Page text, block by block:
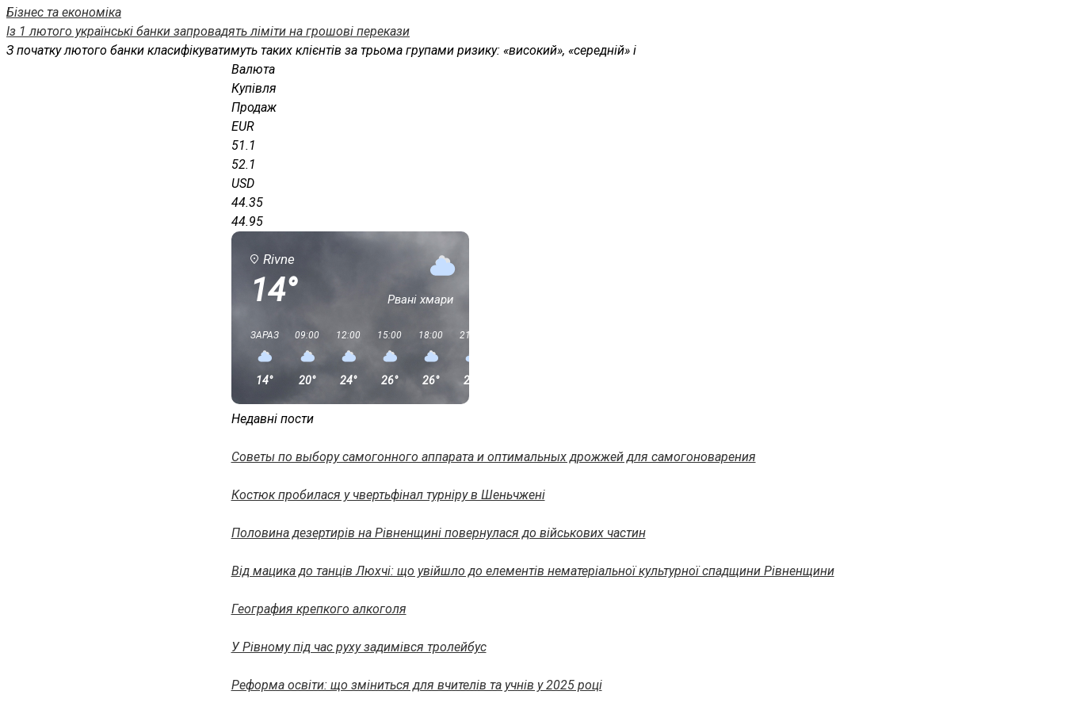
Бізнес та економіка
Із 1 лютого українські банки запровадять ліміти на грошові перекази
З початку лютого банки класифікуватимуть таких клієнтів за трьома групами ризику: «високий», «середній» і
Валюта
Купівля
Продаж
EUR
51.1
52.1
USD
44.35
44.95
Rivne
14° Рвані хмари
ЗАРАЗ
14°
09:00
20°
12:00
24°
15:00
26°
18:00
26°
21:00
20°
Недавні пости
Советы по выбору самогонного аппарата и оптимальных дрожжей для самогоноварения
Костюк пробилася у чвертьфінал турніру в Шеньчжені
Половина дезертирів на Рівненщині повернулася до військових частин
Від мацика до танців Люхчі: що увійшло до елементів нематеріальної культурної спадщини Рівненщини
География крепкого алкоголя
У Рівному під час руху задимівся тролейбус
Реформа освіти: що зміниться для вчителів та учнів у 2025 році